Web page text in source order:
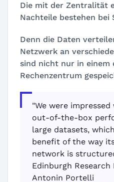
Die mit der Zentralität
Nachteile bestehen
Denn die Daten
Netzwerk an
sind nicht nur in einem
Rechenzentrum
"We were impressed
out-of-the-box
large datasets,
benefit of the way
network is
Edinburgh Research
Antonin Portelli